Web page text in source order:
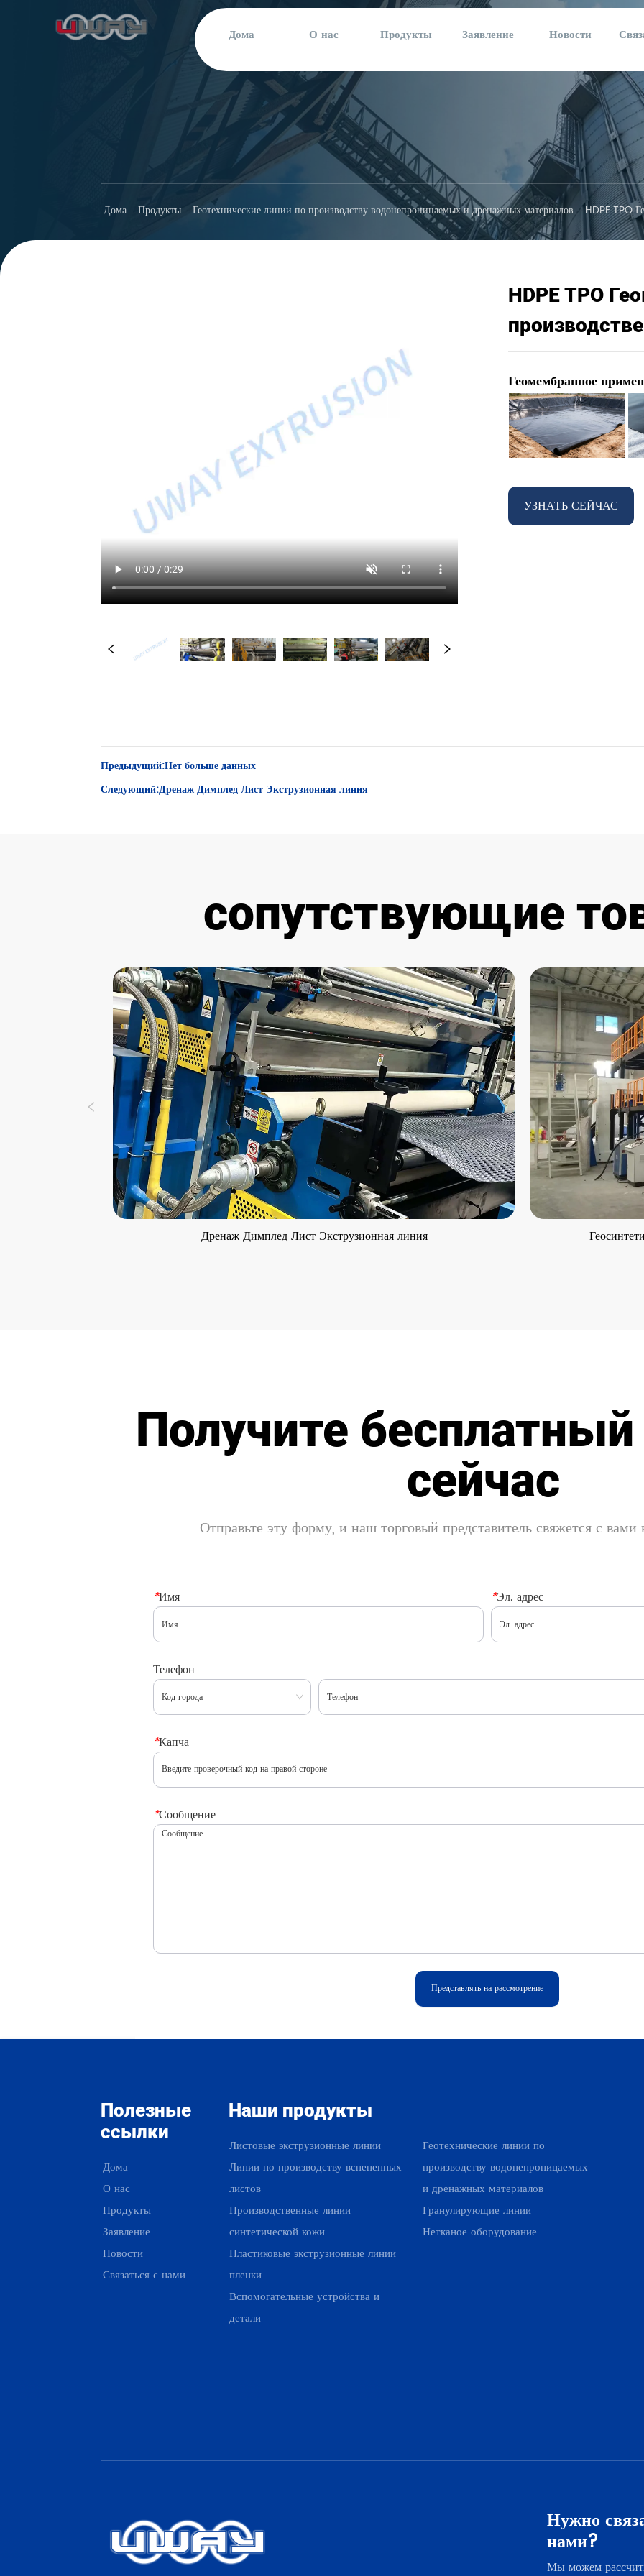
Дома О нас Продукты Заявление Новости
Дома Продукты Геотехнические линии по производству водонепроницаемых и дренажных материалов HDPE TPO
HDPE TPO
Геомембранное
УЗНАТЬ СЕЙЧАС
Предыдущий:Нет больше данных
Следующий:Дренаж Димплед Лист Экструзионная линия
сопутствующие
Дренаж Димплед Лист Экструзионная линия
Получите
сейчас
Отправьте эту форму, и наш торговый представитель свяжется с
*Имя *Эл. адрес
Телефон
*Капча
*Сообщение
Представлять на рассмотрение
Полезные
ссылки
Дома
О нас
Продукты
Заявление
Новости
Связаться с нами
Наши продукты
Листовые экструзионные линии
Линии по производству вспененных
листов
Производственные линии
синтетической кожи
Пластиковые экструзионные линии
пленки
Вспомогательные устройства и
детали
Геотехнические линии по
производству водонепроницаемых
и дренажных материалов
Гранулирующие линии
Нетканое оборудование
Нужно
нами?
Мы можем